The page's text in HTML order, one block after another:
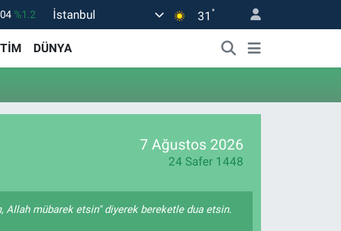
%1.2
%0.17
%0.01
%2.12
İstanbul 31 °
DÜNYA
7 Ağustos 2026
24 Safer 1448
Allah mübarek etsin" diyerek bereketle dua etsin.